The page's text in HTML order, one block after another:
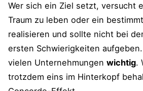
Wer sich ein Ziel setzt, versucht
Traum zu leben oder ein
realisieren und sollte nicht bei
ersten Schwierigkeiten aufgeben.
vielen Unternehmungen wichtig.
trotzdem eins im Hinterkopf